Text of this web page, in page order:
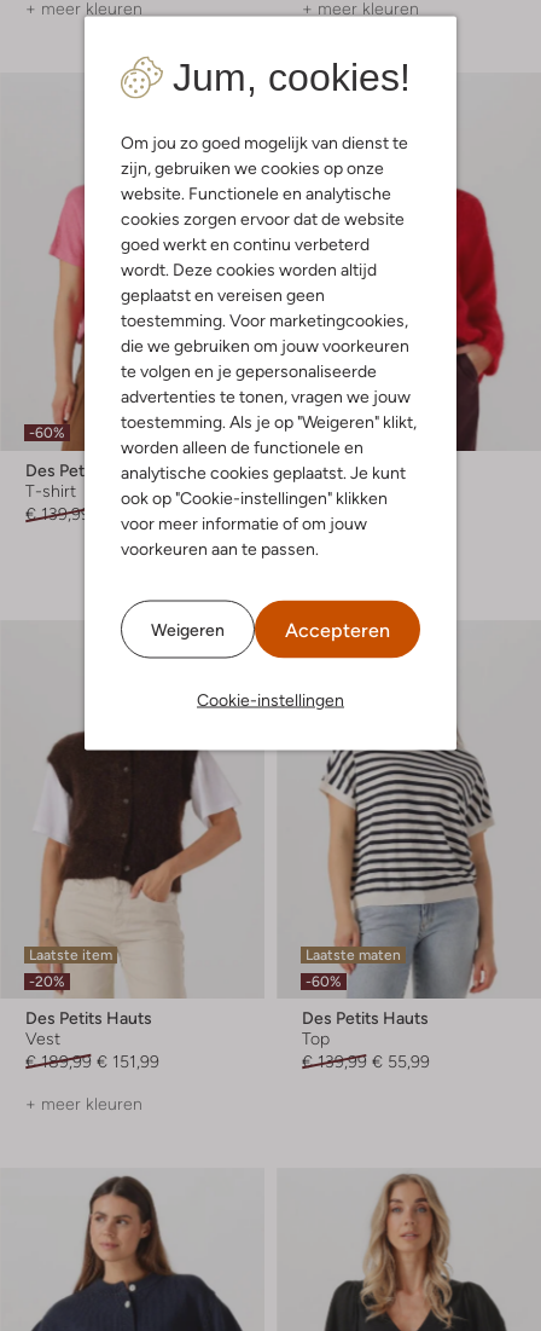
Jum, cookies!
Om jou zo goed mogelijk van dienst te
zijn, gebruiken we cookies op onze
website. Functionele en analytische
cookies zorgen ervoor dat de website
goed werkt en continu verbeterd
wordt. Deze cookies worden altijd
geplaatst en vereisen geen
toestemming. Voor marketingcookies,
die we gebruiken om jouw voorkeuren
te volgen en je gepersonaliseerde
advertenties te tonen, vragen we jouw
toestemming. Als je op "Weigeren" klikt,
worden alleen de functionele en
analytische cookies geplaatst. Je kunt
ook op "Cookie-instellingen" klikken
voor meer informatie of om jouw
voorkeuren aan te passen.
Weigeren Accepteren
Cookie-instellingen
+ meer kleuren + meer kleuren
-60%
Des Petits Hauts
T-shirt
€ 139,99
Laatste maten
-50%
Des Petits Hauts
Trui
€ 239,99
+ meer kleuren
Laatste item
-20%
Des Petits Hauts
Vest
€ 189,99 € 151,99
+ meer kleuren
Laatste maten
-60%
Des Petits Hauts
Top
€ 139,99 € 55,99